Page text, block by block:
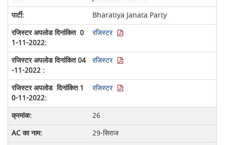
Bharatiya Janata Party
रजिस्टर
रजिस्टर
रजिस्टर
26
29-सिराज